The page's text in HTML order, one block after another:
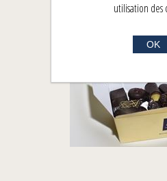
utilisation des
OK